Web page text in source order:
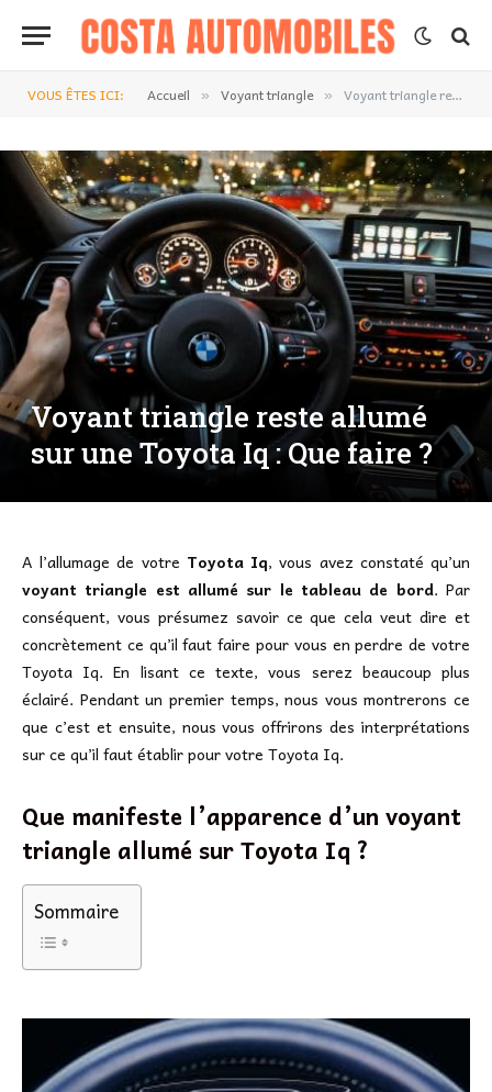
VOUS ÊTES ICI: Accueil » Voyant triangle » Voyant triangle reste allumé sur une Toyota Iq : Que faire ?
Voyant triangle reste allumé
sur une Toyota Iq : Que faire ?
A l’allumage de votre Toyota Iq, vous avez constaté qu’un
voyant triangle est allumé sur le tableau de bord. Par
conséquent, vous présumez savoir ce que cela veut dire et
concrètement ce qu’il faut faire pour vous en perdre de votre
Toyota Iq. En lisant ce texte, vous serez beaucoup plus
éclairé. Pendant un premier temps, nous vous montrerons ce
que c’est et ensuite, nous vous offrirons des interprétations
sur ce qu’il faut établir pour votre Toyota Iq.
Que manifeste l’apparence d’un voyant
triangle allumé sur Toyota Iq ?
Sommaire